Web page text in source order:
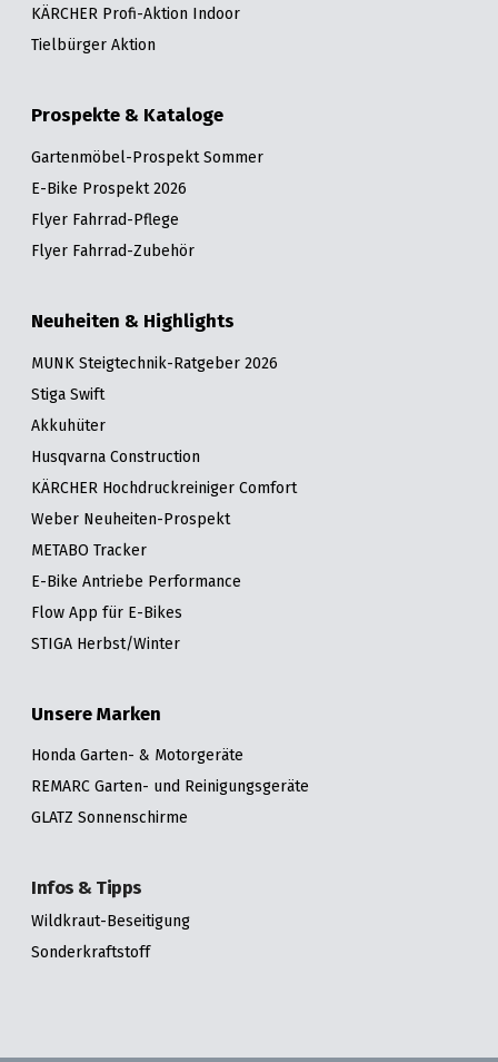
KÄRCHER Profi-Aktion Indoor
Tielbürger Aktion
Prospekte & Kataloge
Gartenmöbel-Prospekt Sommer
E-Bike Prospekt 2026
Flyer Fahrrad-Pflege
Flyer Fahrrad-Zubehör
Neuheiten & Highlights
MUNK Steigtechnik-Ratgeber 2026
Stiga Swift
Akkuhüter
Husqvarna Construction
KÄRCHER Hochdruckreiniger Comfort
Weber Neuheiten-Prospekt
METABO Tracker
E-Bike Antriebe Performance
Flow App für E-Bikes
STIGA Herbst/Winter
Unsere Marken
Honda Garten- & Motorgeräte
REMARC Garten- und Reinigungsgeräte
GLATZ Sonnenschirme
Infos & Tipps
Wildkraut-Beseitigung
Sonderkraftstoff